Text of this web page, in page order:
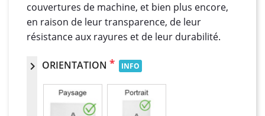
couvertures de machine, et bien plus encore,
en raison de leur transparence, de leur
résistance aux rayures et de leur durabilité.
chevron_right ORIENTATION * INFO